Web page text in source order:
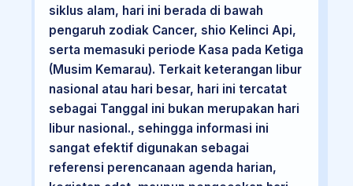
siklus alam, hari ini berada di bawah
pengaruh zodiak Cancer, shio Kelinci Api,
serta memasuki periode Kasa pada Ketiga
(Musim Kemarau). Terkait keterangan libur
nasional atau hari besar, hari ini tercatat
sebagai Tanggal ini bukan merupakan hari
libur nasional., sehingga informasi ini
sangat efektif digunakan sebagai
referensi perencanaan agenda harian,